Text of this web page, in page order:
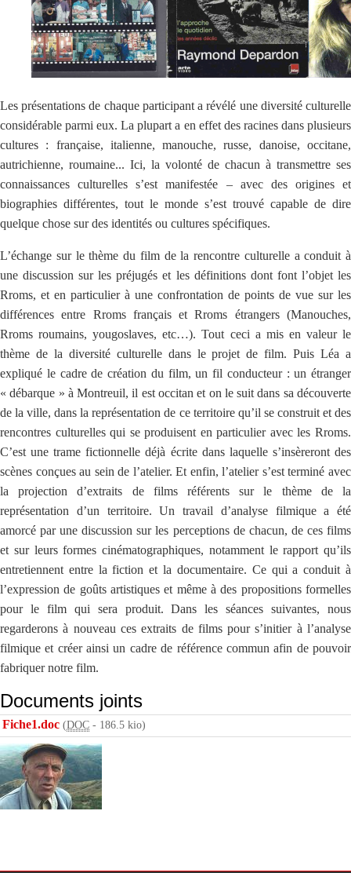
Les présentations de chaque participant a révélé une diversité culturelle
considérable parmi eux. La plupart a en effet des racines dans plusieurs
cultures : française, italienne, manouche, russe, danoise, occitane,
autrichienne, roumaine... Ici, la volonté de chacun à transmettre ses
connaissances culturelles s’est manifestée – avec des origines et
biographies différentes, tout le monde s’est trouvé capable de dire
quelque chose sur des identités ou cultures spécifiques.
L’échange sur le thème du film de la rencontre culturelle a conduit à
une discussion sur les préjugés et les définitions dont font l’objet les
Rroms, et en particulier à une confrontation de points de vue sur les
différences entre Rroms français et Rroms étrangers (Manouches,
Rroms roumains, yougoslaves, etc…). Tout ceci a mis en valeur le
thème de la diversité culturelle dans le projet de film. Puis Léa a
expliqué le cadre de création du film, un fil conducteur : un étranger
« débarque » à Montreuil, il est occitan et on le suit dans sa découverte
de la ville, dans la représentation de ce territoire qu’il se construit et des
rencontres culturelles qui se produisent en particulier avec les Rroms.
C’est une trame fictionnelle déjà écrite dans laquelle s’insèreront des
scènes conçues au sein de l’atelier. Et enfin, l’atelier s’est terminé avec
la projection d’extraits de films référents sur le thème de la
représentation d’un territoire. Un travail d’analyse filmique a été
amorcé par une discussion sur les perceptions de chacun, de ces films
et sur leurs formes cinématographiques, notamment le rapport qu’ils
entretiennent entre la fiction et la documentaire. Ce qui a conduit à
l’expression de goûts artistiques et même à des propositions formelles
pour le film qui sera produit. Dans les séances suivantes, nous
regarderons à nouveau ces extraits de films pour s’initier à l’analyse
filmique et créer ainsi un cadre de référence commun afin de pouvoir
fabriquer notre film.
Documents joints
Fiche1.doc (DOC - 186.5 kio)